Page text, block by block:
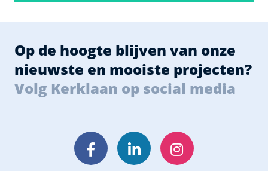
Op de hoogte blijven van onze
nieuwste en mooiste projecten?
Volg Kerklaan op social media
FacebookLinkedInInstagram